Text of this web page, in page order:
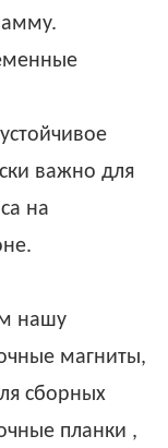
важно для
на
нашу
магниты,
сборных
планки ,